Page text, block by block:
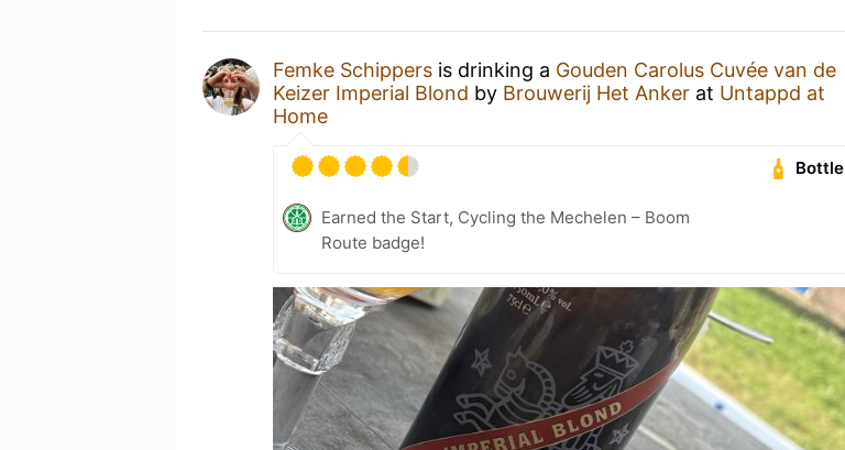
Femke Schippers is drinking a Gouden Carolus Cuvée van de
Keizer Imperial Blond by Brouwerij Het Anker at Untappd at
Home
Bottle
Earned the Start, Cycling the Mechelen – Boom
Route badge!